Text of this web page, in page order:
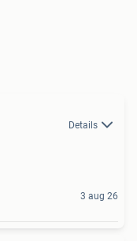
Details
3 aug 26